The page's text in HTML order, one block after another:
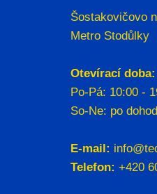
Šostakovičovo
Metro Stodůlky
Otevírací doba:
Po-Pá: 10:00 -
So-Ne: po
E-mail:
Telefon: +420